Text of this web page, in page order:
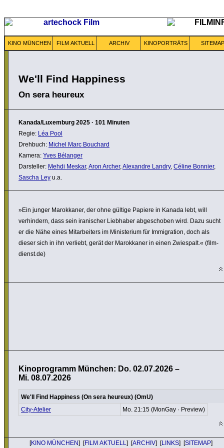
KINO MÜNCHEN FILM AKTUELL ARCHIV KINOPORTRÄTS SITEMAP
We'll Find Happiness
On sera heureux
Kanada/Luxemburg 2025 · 101 Minuten
Regie: Léa Pool
Drehbuch: Michel Marc Bouchard
Kamera: Yves Bélanger
Darsteller: Mehdi Meskar,Aron Archer,Alexandre Landry, Céline Bonnier,
Sascha Ley u.a.
»Ein junger Marok­kaner, der ohne gültige Papiere in Kanada lebt, will
verhin­dern, dass sein irani­scher Liebhaber abge­schoben wird. Dazu sucht
er die Nähe eines Mitar­bei­ters im Minis­te­rium für Immi­gra­tion, doch als
dieser sich in ihn verliebt, gerät der Marok­kaner in einen Zwiespalt.« (film­
dienst.de)
Kinoprogramm München: Do. 02.07.2026 –
Mi. 08.07.2026
We'll Find Happiness (On sera heureux) (OmU)
City-Atelier
Mo. 21:15 (MonGay · Preview)
[KINO MÜNCHEN] [FILM AKTUELL] [ARCHIV] [LINKS] [SITEMAP]